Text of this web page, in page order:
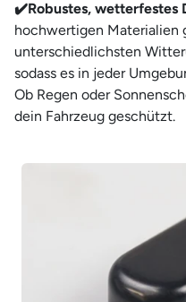
✔️Robustes, wetterfestes
hochwertigen Materialien
unterschiedlichsten
sodass es in jeder
Ob Regen oder
dein Fahrzeug geschützt.